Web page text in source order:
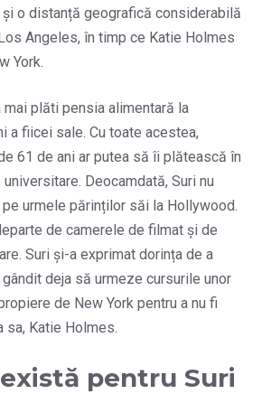
o distanță geografică considerabilă
Angeles, în timp ce Katie Holmes
York.
mai plăti pensia alimentară la
a fiicei sale. Cu toate acestea,
61 de ani ar putea să îi plătească în
Deocamdată, Suri nu
urmele părinților săi la Hollywood.
de camerele de filmat și de
Suri și-a exprimat dorința de a
deja să urmeze cursurile unor
de New York pentru a nu fi
sa, Katie Holmes.
pentru Suri